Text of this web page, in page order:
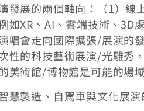
發展的兩個軸向：（1）線
如XR、AI、雲端技術、3D
唱會走向國際擴張/展演的
性的科技藝術展演/光雕秀
美術館/博物館是可能的場
慧製造、自駕車與文化展演